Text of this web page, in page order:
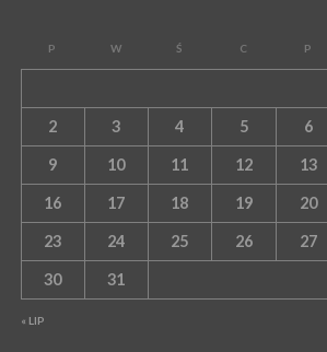
P W Ś C P
« LIP
2 3 4 5 6
9 10 11 12 13
16 17 18 19 20
23 24 25 26 27
30 31